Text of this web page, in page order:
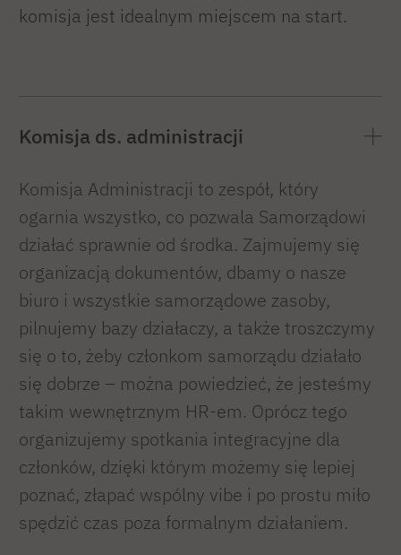
komisja jest idealnym miejscem na start.
Komisja ds. administracji
Komisja Administracji to zespół, który
ogarnia wszystko, co pozwala Samorządowi
działać sprawnie od środka. Zajmujemy się
organizacją dokumentów, dbamy o nasze
biuro i wszystkie samorządowe zasoby,
pilnujemy bazy działaczy, a także troszczymy
się o to, żeby członkom samorządu działało
się dobrze – można powiedzieć, że jesteśmy
takim wewnętrznym HR-em. Oprócz tego
organizujemy spotkania integracyjne dla
członków, dzięki którym możemy się lepiej
poznać, złapać wspólny vibe i po prostu miło
spędzić czas poza formalnym działaniem.